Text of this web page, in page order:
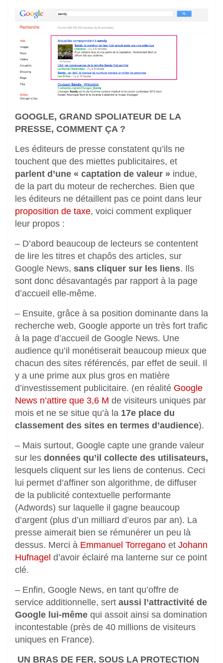
GOOGLE, GRAND SPOLIATEUR DE LA
PRESSE, COMMENT ÇA ?
Les éditeurs de presse constatent qu’ils ne
touchent que des miettes publicitaires, et
parlent d’une « captation de valeur » indue,
de la part du moteur de recherches. Bien que
les éditeurs ne détaillent pas ce point dans leur
proposition de taxe, voici comment expliquer
leur propos :
– D’abord beaucoup de lecteurs se contentent
de lire les titres et chapôs des articles, sur
Google News, sans cliquer sur les liens. Ils
sont donc désavantagés par rapport à la page
d’accueil elle-même.
– Ensuite, grâce à sa position dominante dans la
recherche web, Google apporte un très fort trafic
à la page d’accueil de Google News. Une
audience qu’il monétiserait beaucoup mieux que
chacun des sites référencés, par effet de seuil. Il
y a une prime aux plus gros en matière
d’investissement publicitaire. (en réalité Google
News n’attire que 3,6 M de visiteurs uniques par
mois et ne se situe qu’à la 17e place du
classement des sites en termes d’audience).
– Mais surtout, Google capte une grande valeur
sur les données qu’il collecte des utilisateurs,
lesquels cliquent sur les liens de contenus. Ceci
lui permet d’affiner son algorithme, de diffuser
de la publicité contextuelle performante
(Adwords) sur laquelle il gagne beaucoup
d’argent (plus d’un milliard d’euros par an). La
presse aimerait bien se rémunérer un peu là
dessus. Merci à Emmanuel Torregano et Johann
Hufnagel d’avoir éclairé ma lanterne sur ce point
clé.
– Enfin, Google News, en tant qu’offre de
service additionnelle, sert aussi l’attractivité de
Google lui-même qui assoit ainsi sa domination
incontestable (près de 40 millions de visiteurs
uniques en France).
UN BRAS DE FER, SOUS LA PROTECTION